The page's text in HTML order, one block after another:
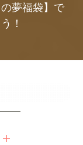
夢福袋】で
！